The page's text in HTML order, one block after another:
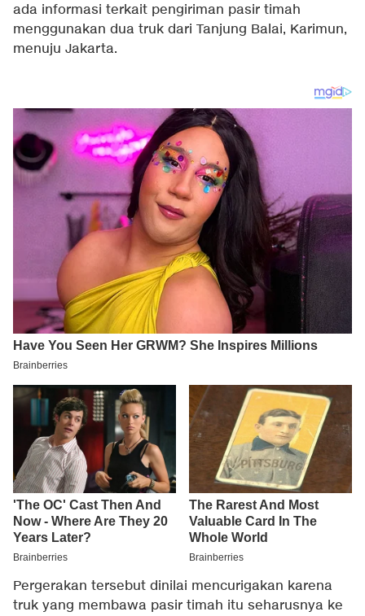
ada informasi terkait pengiriman pasir timah
menggunakan dua truk dari Tanjung Balai, Karimun,
menuju Jakarta.
Pergerakan tersebut dinilai mencurigakan karena
truk yang membawa pasir timah itu seharusnya ke